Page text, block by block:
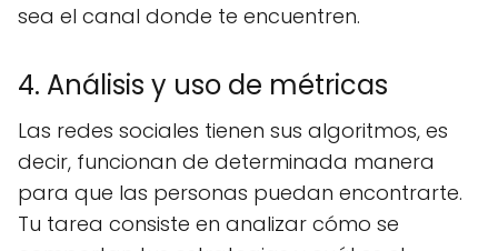
sea el canal donde te encuentren.
4. Análisis y uso de métricas
Las redes sociales tienen sus algoritmos, es
decir, funcionan de determinada manera
para que las personas puedan encontrarte.
Tu tarea consiste en analizar cómo se